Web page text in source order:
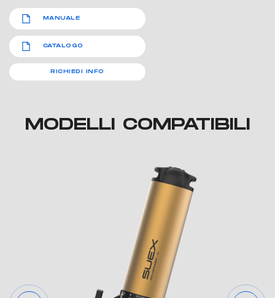
MANUALE
CATALOGO
RICHIEDI INFO
MODELLI COMPATIBILI